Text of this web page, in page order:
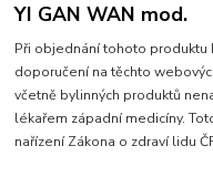
YI GAN WAN mod.
Při objednání tohoto produktu
doporučení na těchto
včetně bylinných produktů
lékařem západní medicíny.
nařízení Zákona o zdraví lidu